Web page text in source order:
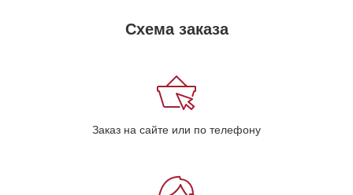
Схема заказа
Заказ на сайте или по телефону